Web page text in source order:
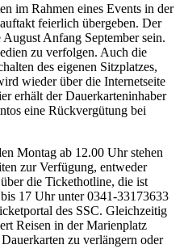
im Rahmen eines Events in der
feierlich übergeben. Der
Anfang September sein.
zu verfolgen. Auch die
des eigenen Sitzplatzes,
wieder über die Internetseite
erhält der Dauerkarteninhaber
eine Rückvergütung bei
Montag ab 12.00 Uhr stehen
zur Verfügung, entweder
die Tickethotline, die ist
17 Uhr unter 0341-33173633
des SSC. Gleichzeitig
Reisen in der Marienplatz
zu verlängern oder